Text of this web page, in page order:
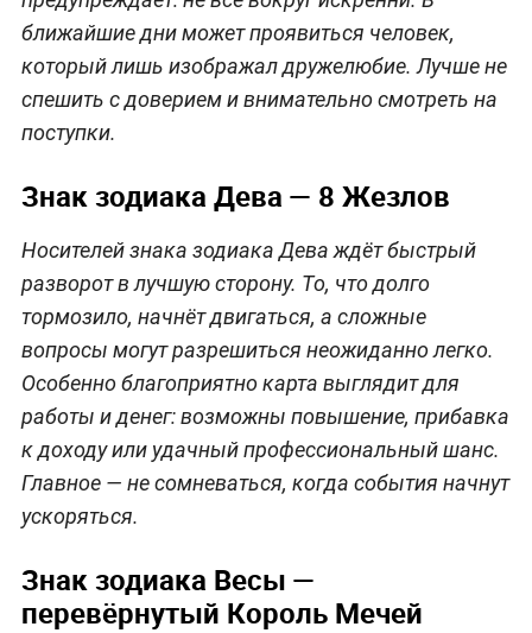
ближайшие дни может проявиться человек,
который лишь изображал дружелюбие. Лучше не
спешить с доверием и внимательно смотреть на
поступки.
Знак зодиака Дева — 8 Жезлов
Носителей знака зодиака Дева ждёт быстрый
разворот в лучшую сторону. То, что долго
тормозило, начнёт двигаться, а сложные
вопросы могут разрешиться неожиданно легко.
Особенно благоприятно карта выглядит для
работы и денег: возможны повышение, прибавка
к доходу или удачный профессиональный шанс.
Главное — не сомневаться, когда события начнут
ускоряться.
Знак зодиака Весы —
перевёрнутый Король Мечей